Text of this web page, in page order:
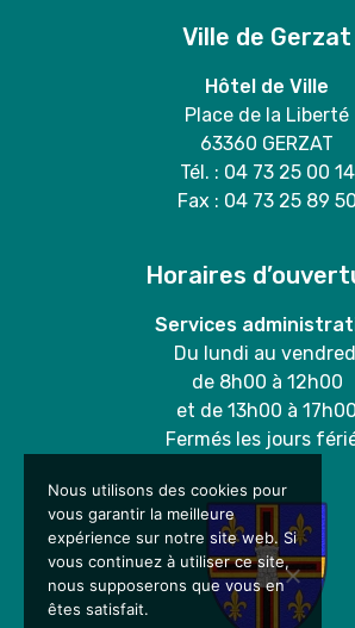
Ville de Gerzat
Hôtel de Ville
Place de la Liberté
63360 GERZAT
Tél. : 04 73 25 00 14
Fax : 04 73 25 89 50
Horaires
Services
Du lundi au
de 8h00 à 12h00
et de 13h00 à 17h00
Fermés les jours
Nous utilisons des cookies pour
vous garantir la meilleure
expérience sur notre site web. Si
vous continuez à utiliser ce site,
nous supposerons que vous en
êtes satisfait.